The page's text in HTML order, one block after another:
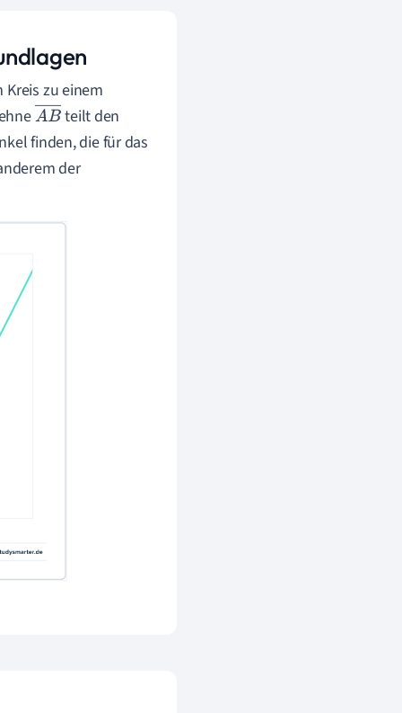
zu einem
AB
―
teilt den
finden, die für das
der